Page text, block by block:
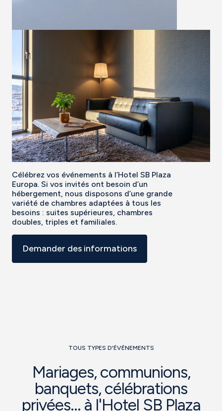
Célébrez vos événements à l’Hotel SB Plaza
Europa. Si vos invités ont besoin d’un
hébergement, nous disposons d’une grande
variété de chambres adaptées à tous les
besoins : suites supérieures, chambres
doubles, triples et familiales.
Demander des informations
TOUS TYPES D'ÉVÉNEMENTS
Mariages, communions,
banquets, célébrations
privées... à l'Hotel SB Plaza